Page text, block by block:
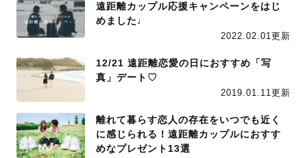
遠距離カップル応援キャンペーンをはじ
めました♩
2022.02.01更新
12/21 遠距離恋愛の日におすすめ「写
真」デート♡
2019.01.11更新
離れて暮らす恋人の存在をいつでも近く
に感じられる！遠距離カップルにおすす
めなプレゼント13選